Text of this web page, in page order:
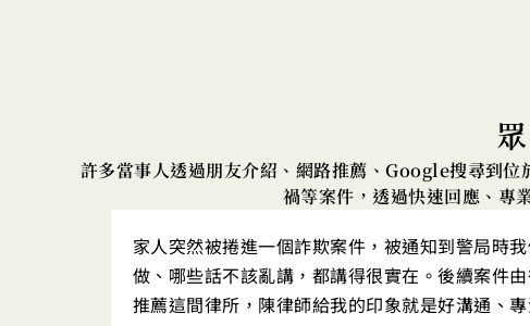
許多當事人透過朋友介紹、網路推薦、Google搜尋到
禍等案件，透過快速回應、專
家人突然被捲進一個詐欺案件，被通知到警局時
做、哪些話不該亂講，都講得很實在。後續案件
推薦這間律所，陳律師給我的印象就是好溝通、